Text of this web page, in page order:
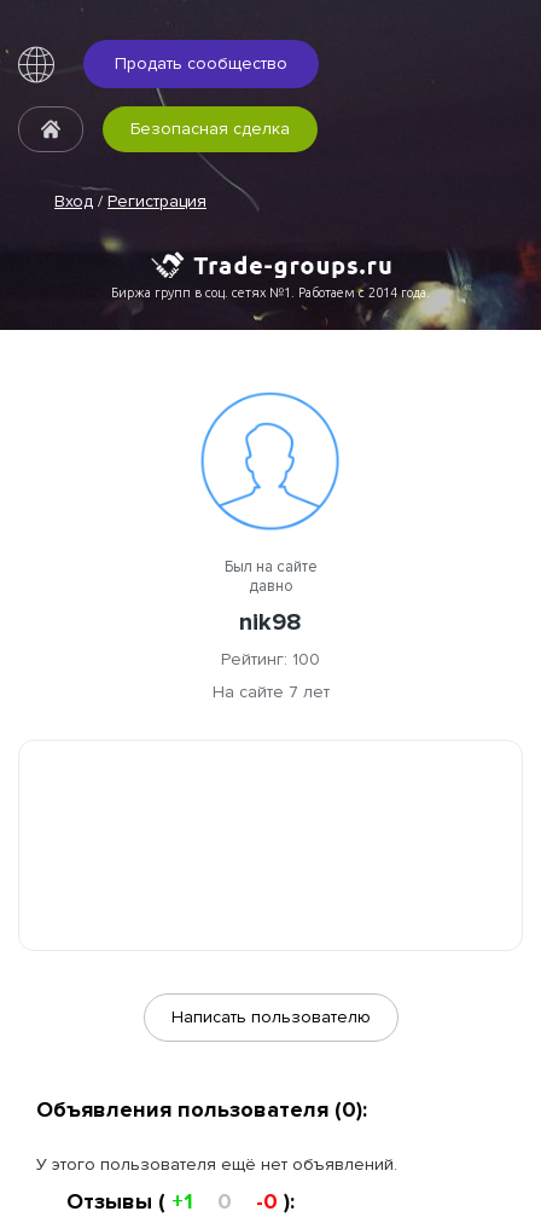
Продать сообщество
Вход / Регистрация
Безопасная сделка
Биржа групп в соц. сетях №1. Работаем с 2014 года.
Был на сайте
давно
nik98
Рейтинг: 100
На сайте 7 лет
Написать пользователю
Объявления пользователя (0):
У этого пользователя ещё нет объявлений.
Отзывы ( +1 0 -0 ):